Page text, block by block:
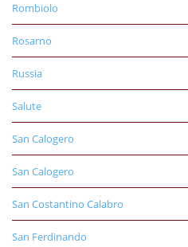
Rombiolo
Rosarno
Russia
Salute
San Calogero
San Calogero
San Costantino Calabro
San Ferdinando